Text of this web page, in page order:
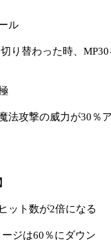
ル
り替わった時、
法攻撃の威力が30％
ット数が2倍になる
ジは60％にダウン